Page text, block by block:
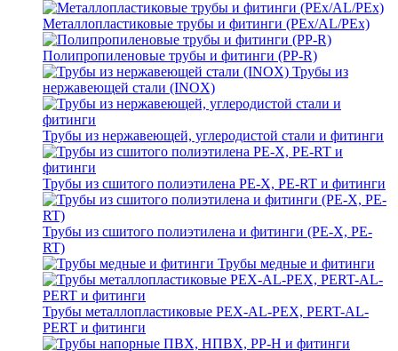
Металлопластиковые трубы и фитинги (PEx/AL/PEx)
Полипропиленовые трубы и фитинги (PP-R)
Трубы из
нержавеющей стали (INOX)
Трубы из нержавеющей, углеродистой стали и фитинги
Трубы из сшитого полиэтилена PE-X, PE-RT и фитинги
Трубы из сшитого полиэтилена и фитинги (PE-X, PE-
RT)
Трубы медные и фитинги
Трубы металлопластиковые PEX-AL-PEX, PERT-AL-
PERT и фитинги